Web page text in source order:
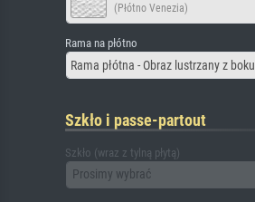
(Płótno Venezia)
Rama na płótno
Rama płótna - Obraz lustrzany z boku
Szkło i passe-partout
Szkło (wraz z tylną płytą)
Prosimy wybrać